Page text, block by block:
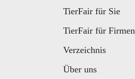
TierFair für Sie
TierFair für Firmen
Verzeichnis
Über uns